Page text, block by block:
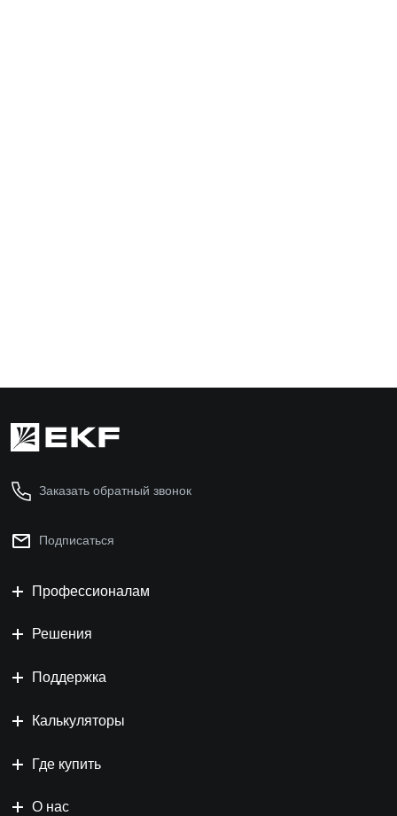
Заказать обратный звонок
Подписаться
Профессионалам
Решения
Поддержка
Калькуляторы
Где купить
О нас